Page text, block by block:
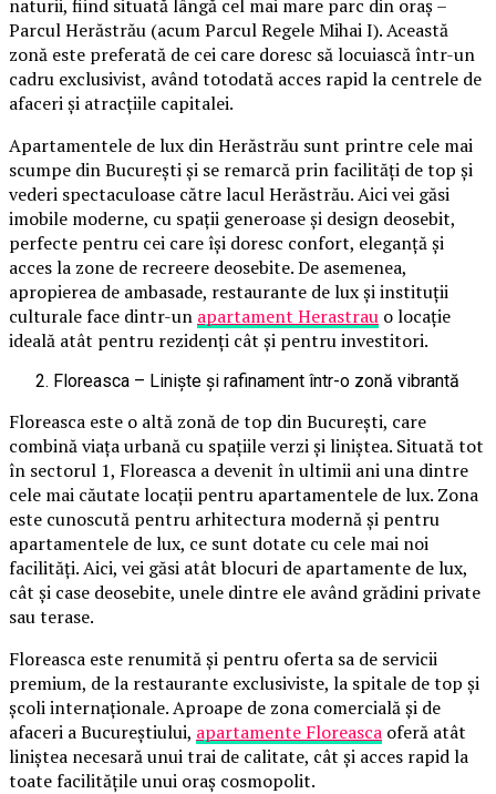
naturii, fiind situată lângă cel mai mare parc din oraș –
Parcul Herăstrău (acum Parcul Regele Mihai I). Această
zonă este preferată de cei care doresc să locuiască într-un
cadru exclusivist, având totodată acces rapid la centrele de
afaceri și atracțiile capitalei.
Apartamentele de lux din Herăstrău sunt printre cele mai
scumpe din București și se remarcă prin facilități de top și
vederi spectaculoase către lacul Herăstrău. Aici vei găsi
imobile moderne, cu spații generoase și design deosebit,
perfecte pentru cei care își doresc confort, eleganță și
acces la zone de recreere deosebite. De asemenea,
apropierea de ambasade, restaurante de lux și instituții
culturale face dintr-un apartament Herastrau o locație
ideală atât pentru rezidenți cât și pentru investitori.
Floreasca – Liniște și rafinament într-o zonă vibrantă
Floreasca este o altă zonă de top din București, care
combină viața urbană cu spațiile verzi și liniștea. Situată tot
în sectorul 1, Floreasca a devenit în ultimii ani una dintre
cele mai căutate locații pentru apartamentele de lux. Zona
este cunoscută pentru arhitectura modernă și pentru
apartamentele de lux, ce sunt dotate cu cele mai noi
facilități. Aici, vei găsi atât blocuri de apartamente de lux,
cât și case deosebite, unele dintre ele având grădini private
sau terase.
Floreasca este renumită și pentru oferta sa de servicii
premium, de la restaurante exclusiviste, la spitale de top și
școli internaționale. Aproape de zona comercială și de
afaceri a Bucureștiului, apartamente Floreasca oferă atât
liniștea necesară unui trai de calitate, cât și acces rapid la
toate facilitățile unui oraș cosmopolit.